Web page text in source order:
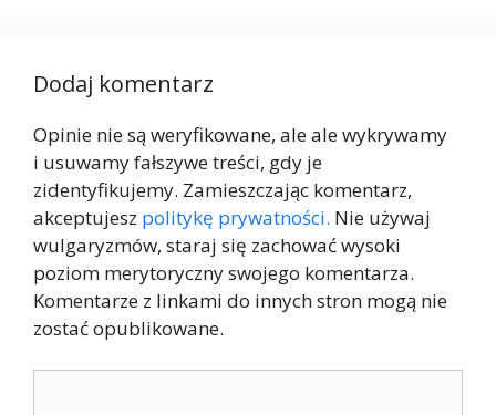
Dodaj komentarz
Opinie nie są weryfikowane, ale ale wykrywamy
i usuwamy fałszywe treści, gdy je
zidentyfikujemy. Zamieszczając komentarz,
akceptujesz politykę prywatności. Nie używaj
wulgaryzmów, staraj się zachować wysoki
poziom merytoryczny swojego komentarza.
Komentarze z linkami do innych stron mogą nie
zostać opublikowane.